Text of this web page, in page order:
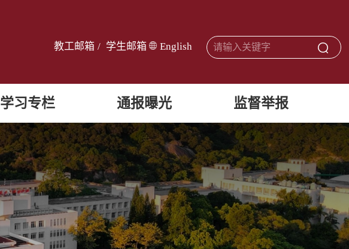
教工邮箱 / 学生邮箱 English
学习专栏 通报曝光 监督举报